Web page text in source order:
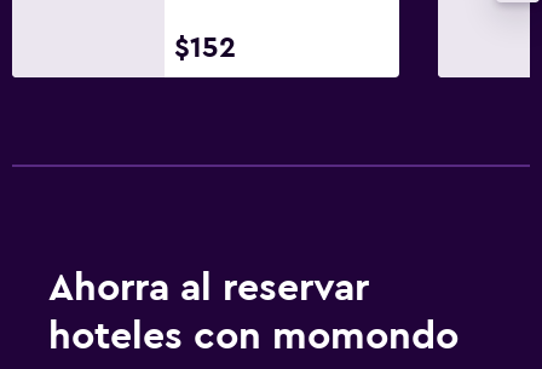
Spa
Masajes
Sauna
$152
Ahorra al reservar
hoteles con momondo